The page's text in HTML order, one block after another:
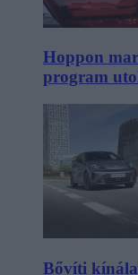
Hoppon
program
Bővíti